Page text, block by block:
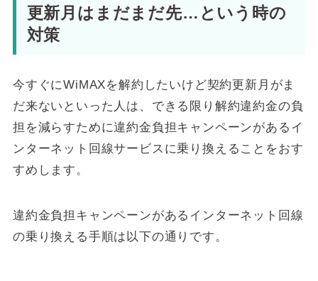
更新月はまだまだ先…という時の
対策
今すぐにWiMAXを解約したいけど契約更新月がま
だ来ないといった人は、できる限り解約違約金の負
担を減らすために違約金負担キャンペーンがあるイ
ンターネット回線サービスに乗り換えることをおす
すめします。
違約金負担キャンペーンがあるインターネット回線
の乗り換える手順は以下の通りです。